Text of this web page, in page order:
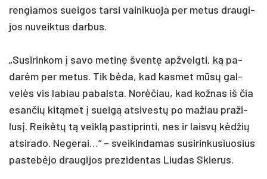
ren­gia­mos suei­gos tar­si vai­ni­kuo­ja per me­tus drau­gi­
jos nu­veik­tus dar­bus.
„Su­si­rin­kom į sa­vo me­tinę šventę ap­žvelg­ti, ką pa­
darėm per me­tus. Tik bėda, kad kas­met mūsų gal­
velės vis la­biau pa­bals­ta. Norė­čiau, kad kož­nas iš čia
esan­čių kitą­met į sueigą at­si­vestų po ma­žiau pra­ži­
lusį. Reikėtų tą veiklą pa­stip­rin­ti, nes ir laisvų kėdžių
at­si­ra­do. Ne­ge­rai…“ – svei­kin­da­mas su­si­rin­ku­siuo­sius
pa­stebė­jo drau­gi­jos pre­zi­den­tas Liu­das Skie­rus.